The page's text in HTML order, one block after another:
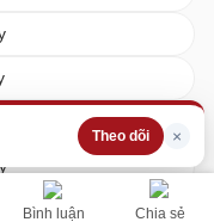
Bình luận Chia sẻ
Theo dõi ×